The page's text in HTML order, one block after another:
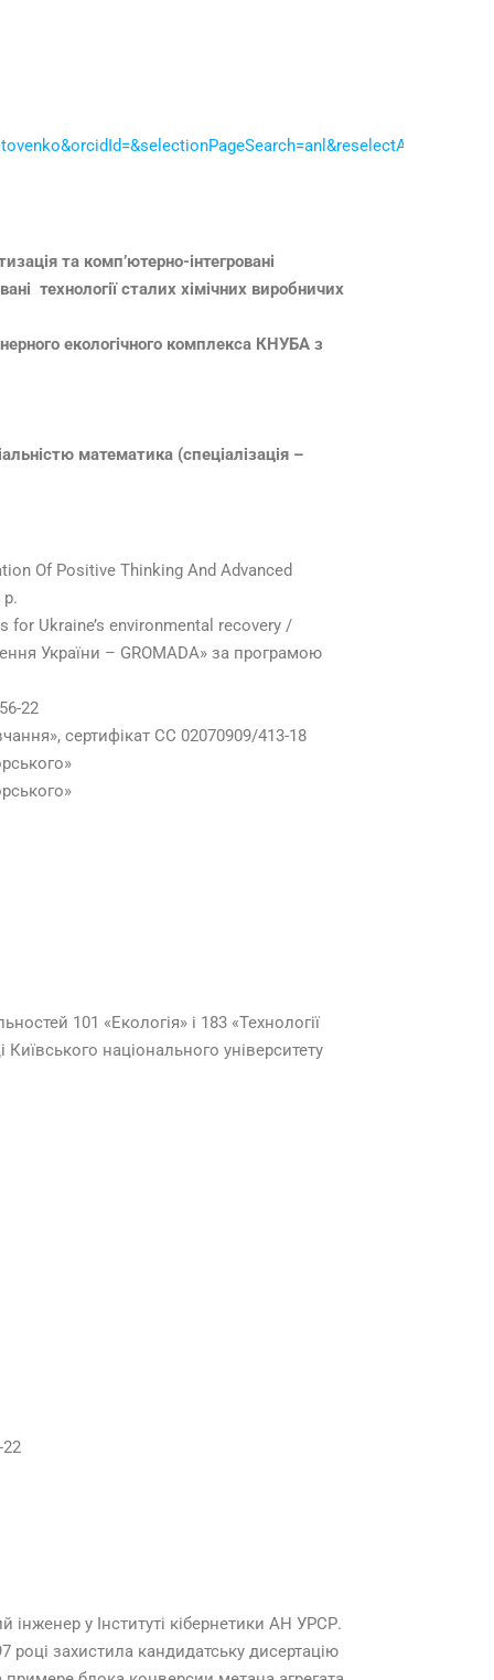
та комп’ютерно-інтегровані
технології сталих хімічних виробничих
екологічного комплекса КНУБА з
математика (спеціалізація –
Of Positive Thinking And Advanced
for Ukraine’s environmental recovery /
України – GROMADA» за програмою
22
сертифікат СС 02070909/413-18
101 «Екологія» і 183 «Технології
національного університету
у Інституті кібернетики АН УРСР.
році захистила кандидатську дисертацію